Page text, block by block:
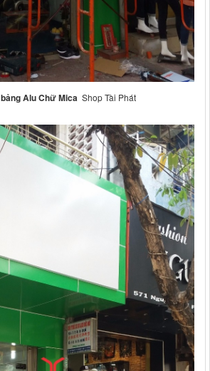
bảng Alu Chữ Mica Shop Tài Phát